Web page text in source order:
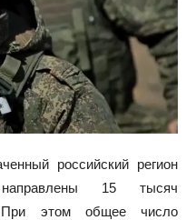
российский регион
15 тысяч
При этом общее число